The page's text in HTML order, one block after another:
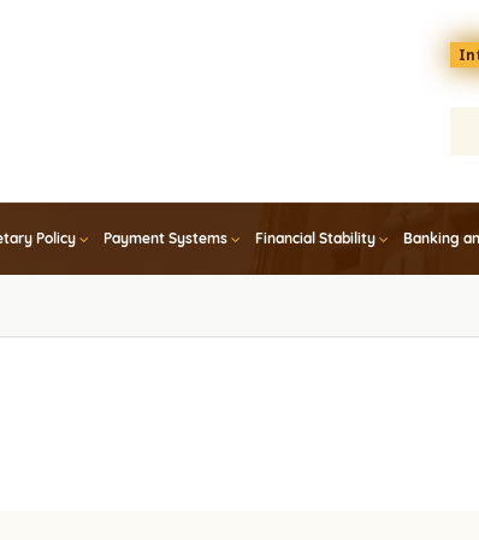
top
En
Policy Payment Systems Financial Stability Banking